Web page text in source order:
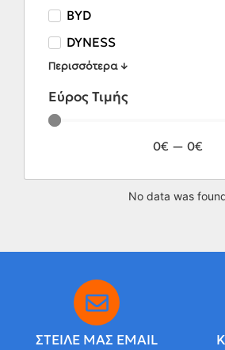
BYD
DYNESS
Περισσότερα ↓
Εύρος Τιμής
0€ — 0€
No data was
ΣΤΕΙΛΕ ΜΑΣ EMAIL